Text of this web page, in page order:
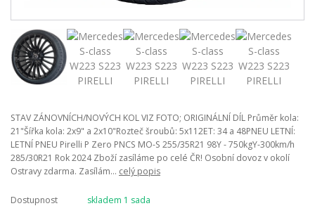
STAV ZÁNOVNÍCH/NOVÝCH KOL VIZ FOTO; ORIGINÁLNÍ DÍL Průměr kola:
21"Šířka kola: 2x9" a 2x10"Rozteč šroubů: 5x112ET: 34 a 48PNEU LETNÍ:
LETNÍ PNEU Pirelli P Zero PNCS MO-S 255/35R21 98Y - 750kgY-300km/h
285/30R21 Rok 2024 Zboží zasíláme po celé ČR! Osobní dovoz v okolí
Ostravy zdarma. Zasílám... celý popis
Dostupnost skladem 1 sada